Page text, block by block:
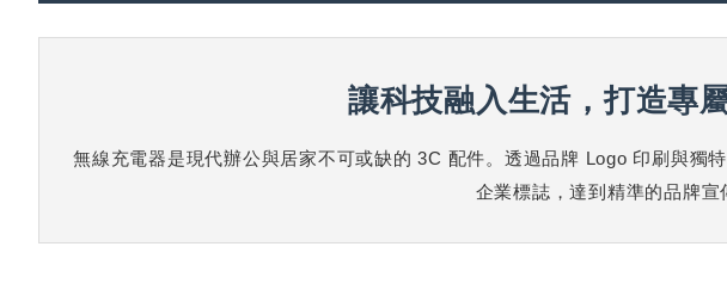
讓科技融入生活，打造專
無線充電器是現代辦公與居家不可或缺的 3C 配件。透過品牌 Logo 印刷與獨
企業標誌，達到精準的品牌宣